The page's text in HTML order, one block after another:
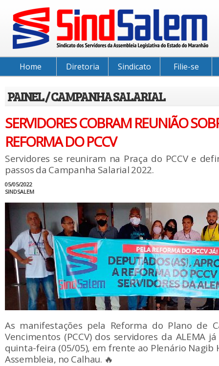
Home Diretoria Sindicato Filie-se
PAINEL / CAMPANHA SALARIAL
SERVIDORES COBRAM REUNIÃO
REFORMA DO PCCV
Servidores se reuniram na Praça do PCCV e
passos da Campanha Salarial 2022.
05/05/2022
SINDSALEM
As manifestações pela Reforma do Plano de
Vencimentos (PCCV) dos servidores da ALEMA
quinta-feira (05/05), em frente ao Plenário Nagib
Assembleia, no Calhau. 🔥